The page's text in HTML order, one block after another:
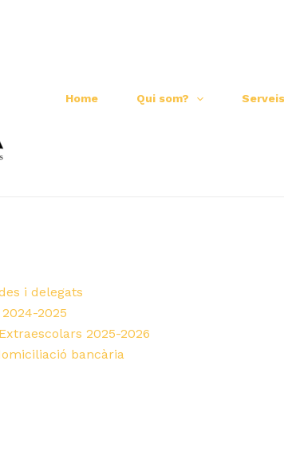
Home Qui som? Serveis
i delegats
2025
2025-2026
bancària